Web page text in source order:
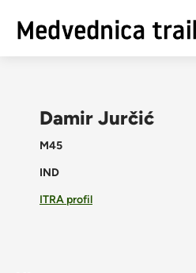
Damir Jurčić
M45
IND
ITRA profil